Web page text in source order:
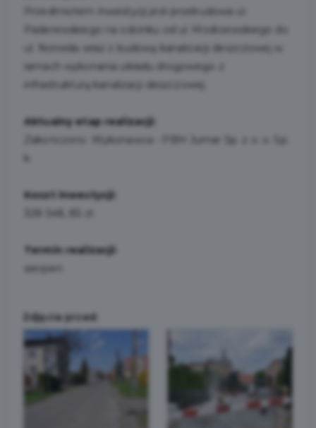
Przedmiotem inwestycji jest przebudowa ul.
Paderewskiego na odcinku od ul. Modrzewskiego do
ul. Norwida wraz z budową kanalizacji deszczowej w
ramach wykonania układu drogowego z
infrastrukturą kanalizacji deszczowej.
Aktualny etap realizacji:
Zakończono. Wykonawca - PBH Jumar Sp. z o. o. Sp.
Koszt inwestycji:
Termin realizacji:
sierpień
Zdjęcia przed: